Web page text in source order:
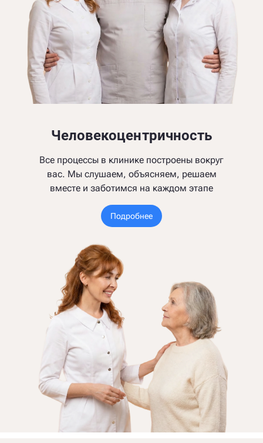
Человекоцентричность
Все процессы в клинике построены вокруг
вас. Мы слушаем, объясняем, решаем
вместе и заботимся на каждом этапе
Подробнее